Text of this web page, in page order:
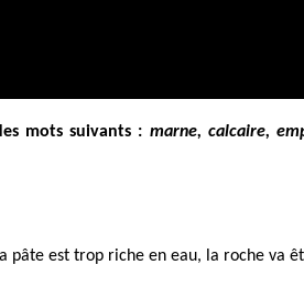
mots suivants : marne, calcaire,
pâte est trop riche en eau, la roche va